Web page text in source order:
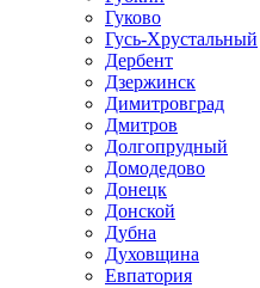
Гуково
Гусь-Хрустальный
Дербент
Дзержинск
Димитровград
Дмитров
Долгопрудный
Домодедово
Донецк
Донской
Дубна
Духовщина
Евпатория